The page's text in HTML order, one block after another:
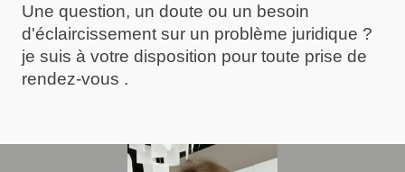
Une question, un doute ou un besoin
d'éclaircissement sur un problème juridique ?
je suis à votre disposition pour toute prise de
rendez-vous .